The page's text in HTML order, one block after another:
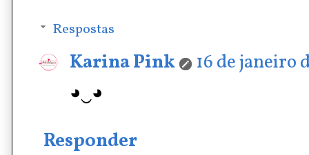
Respostas
Karina Pink
16 de janeiro
◕‿◕
Responder